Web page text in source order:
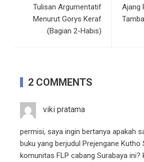
Tulisan Argumentatif
Menurut Gorys Keraf
(Bagian 2-Habis)
Ajang
2 COMMENTS
viki pratama
permisi, saya ingin bertanya apakah
buku yang berjudul Prejengane
komunitas FLP cabang Surabaya ini?